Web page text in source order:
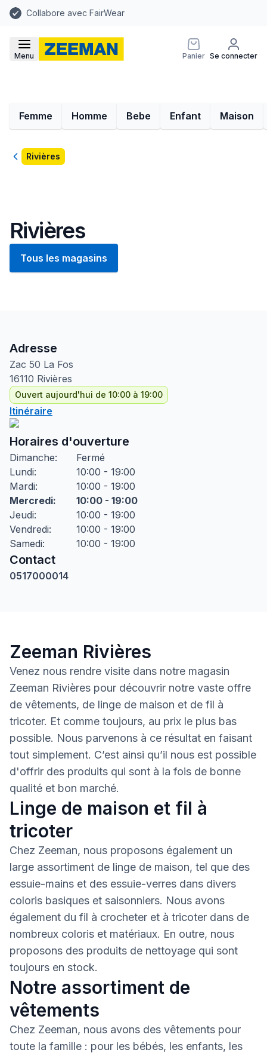
Collabore avec FairWear
Menu Panier Se connecter
Femme Homme Bebe Enfant Maison
RetourRivières
Rivières
Tous les magasins
Adresse
Zac 50 La Fos
16110 Rivières
Ouvert aujourd'hui de 10:00 à 19:00
Itinéraire
Horaires d'ouverture
Dimanche:
Fermé
Lundi:
10:00 - 19:00
Mardi:
10:00 - 19:00
Mercredi:
10:00 - 19:00
Jeudi:
10:00 - 19:00
Vendredi:
10:00 - 19:00
Samedi: 10:00 - 19:00
Contact
0517000014
Zeeman Rivières
Venez nous rendre visite dans notre magasin
Zeeman Rivières pour découvrir notre vaste offre
de vêtements, de linge de maison et de fil à
tricoter. Et comme toujours, au prix le plus bas
possible. Nous parvenons à ce résultat en faisant
tout simplement. C’est ainsi qu’il nous est possible
d'offrir des produits qui sont à la fois de bonne
qualité et bon marché.
Linge de maison et fil à
tricoter
Chez Zeeman, nous proposons également un
large assortiment de linge de maison, tel que des
essuie-mains et des essuie-verres dans divers
coloris basiques et saisonniers. Nous avons
également du fil à crocheter et à tricoter dans de
nombreux coloris et matériaux. En outre, nous
proposons des produits de nettoyage qui sont
toujours en stock.
Notre assortiment de
vêtements
Chez Zeeman, nous avons des vêtements pour
toute la famille : pour les bébés, les enfants, les